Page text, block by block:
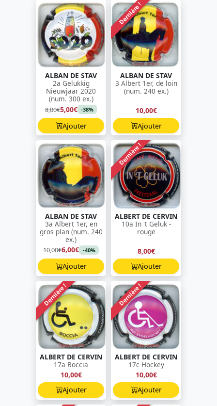
ALBAN DE STAV
2a Gelukkig
Nieuwjaar 2020
(num. 300 ex.)
8,00€5,00€ -38%
Ajouter
Dernière !
ALBAN DE STAV
3 Albert 1er, de loin
(num. 240 ex.)
10,00€
Ajouter
ALBAN DE STAV
3a Albert 1er, en
gros plan (num. 240
ex.)
10,00€6,00€ -40%
Ajouter
Dernière !
ALBERT DE CERVIN
10a In 't Geluk -
rouge
8,00€
Ajouter
Dernière !
ALBERT DE CERVIN
17a Boccia
10,00€
Ajouter
Dernière !
ALBERT DE CERVIN
17c Hockey
10,00€
Ajouter